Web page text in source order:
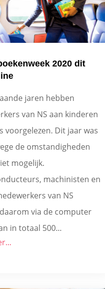
2020 dit
jaren hebben
van NS aan kinderen
voorgelezen. Dit jaar was
de omstandigheden
mogelijk.
machinisten en
van NS
via de computer
in totaal 500...